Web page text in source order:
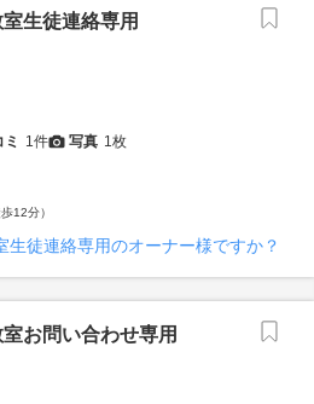
生徒連絡専用
ミ 1件 写真 1枚
12分）
生徒連絡専用のオーナー様ですか？
お問い合わせ専用